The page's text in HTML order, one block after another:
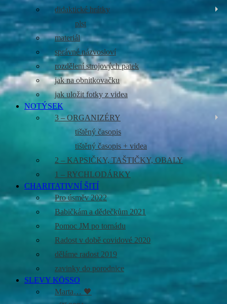
didaktické hrátky
plst
materiál
správné názvosloví
rozdělení strojových patek
jak na obnitkovačku
jak uložit fotky z videa
NOTÝSEK
3 – ORGANIZÉRY
tištěný časopis
tištěný časopis + videa
2 – KAPSIČKY, TAŠTIČKY, OBALY
1 – RYCHLODÁRKY
CHARITATIVNÍ ŠITÍ
Pro úsměv 2022
Babičkám a dědečkům 2021
Pomoc JM po tornádu
Radost v době covidové 2020
děláme radost 2019
zavinky do porodnice
SLEVY KÖSSO
Marta… 🖤